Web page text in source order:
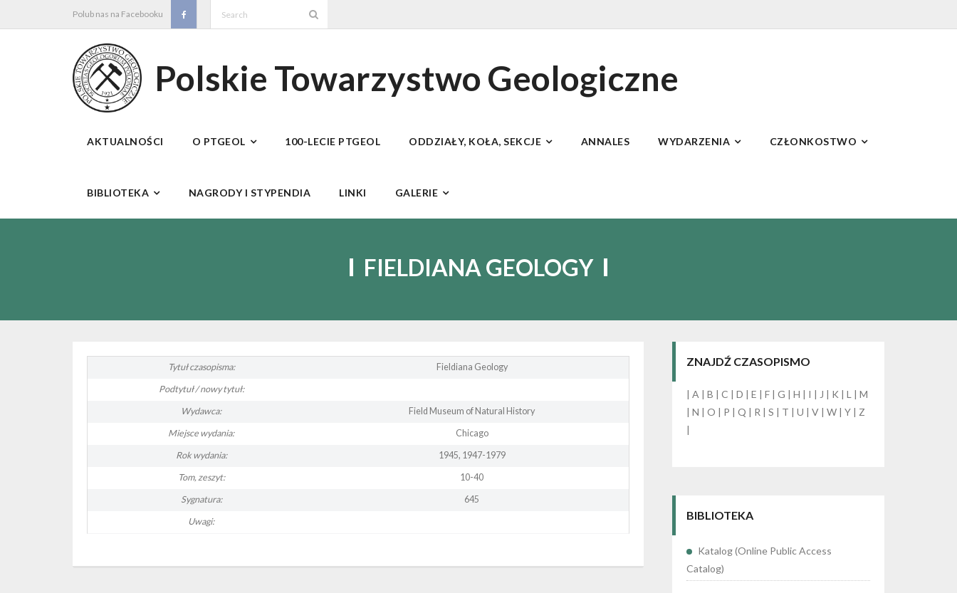
Polub nas na Facebooku
Polskie Towarzystwo Geologiczne
AKTUALNOŚCI O PTGEOL 100-LECIE PTGEOL ODDZIAŁY, KOŁA, SEKCJE ANNALES WYDARZENIA CZŁONKOSTWO
BIBLIOTEKA NAGRODY I STYPENDIA LINKI GALERIE
FIELDIANA GEOLOGY
Tytuł czasopisma: Fieldiana Geology
Podtytuł / nowy tytuł:
Wydawca: Field Museum of Natural History
Miejsce wydania: Chicago
Rok wydania: 1945, 1947-1979
Tom, zeszyt: 10-40
Sygnatura: 645
Uwagi:
ZNAJDŹ CZASOPISMO
|A |B |C |D |E |F |G |H | I | J | K |L |M
|N |O | P |Q | R |S | T |U |V |W |Y | Z
|
BIBLIOTEKA
Katalog (Online Public Access
Catalog)